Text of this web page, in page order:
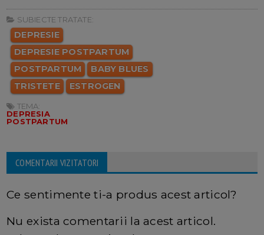
SUBIECTE TRATATE:
DEPRESIE
DEPRESIE POSTPARTUM
POSTPARTUM
BABY BLUES
TRISTETE
ESTROGEN
TEMA:
DEPRESIA
POSTPARTUM
COMENTARII VIZITATORI
Ce sentimente ti-a produs acest articol?
Nu exista comentarii la acest articol.